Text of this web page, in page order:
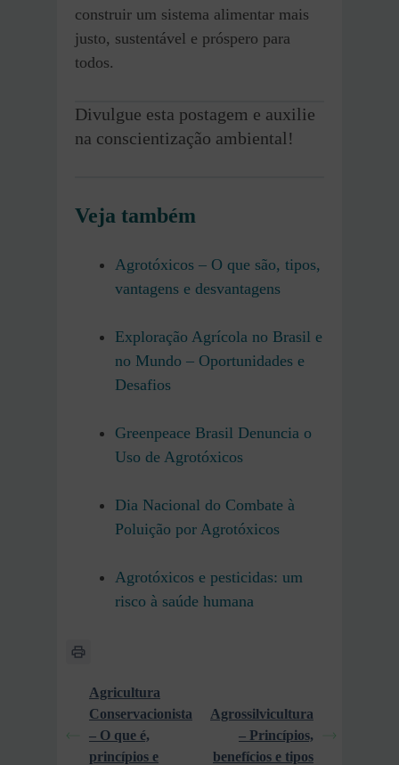
construir um sistema alimentar mais
justo, sustentável e próspero para
todos.
Divulgue esta postagem e auxilie
na conscientização ambiental!
Veja também
Agrotóxicos – O que são, tipos,
vantagens e desvantagens
Exploração Agrícola no Brasil e
no Mundo – Oportunidades e
Desafios
Greenpeace Brasil Denuncia o
Uso de Agrotóxicos
Dia Nacional do Combate à
Poluição por Agrotóxicos
Agrotóxicos e pesticidas: um
risco à saúde humana
Agricultura
Conservacionista
– O que é,
princípios e
Agrossilvicultura
– Princípios,
benefícios e tipos